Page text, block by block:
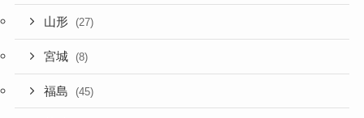
山形 (27)
宮城 (8)
福島 (45)